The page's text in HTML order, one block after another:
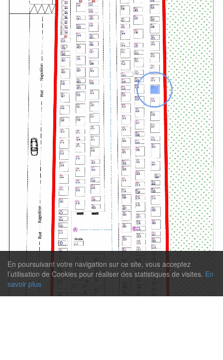
En poursuivant votre navigation sur ce site, vous acceptez
l’utilisation de Cookies pour réaliser des statistiques de visites. En
savoir plus